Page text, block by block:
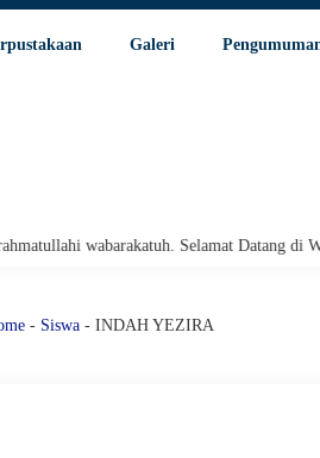
Galeri
wabarakatuh. Selamat Datang di
- Siswa - INDAH YEZIRA